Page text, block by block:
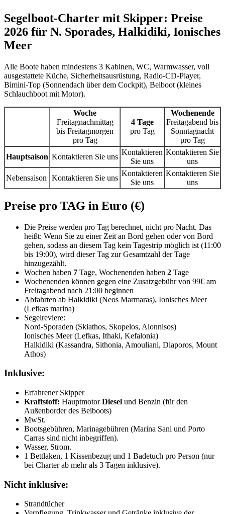
Segelboot-Charter mit Skipper: Preise
2026 für N. Sporades, Halkidiki, Ionisches
Meer
Alle Boote haben mindestens 3 Kabinen, WC, Warmwasser, voll
ausgestattete Küche, Sicherheitsausrüstung, Radio-CD-Player,
Bimini-Top (Sonnendach über dem Cockpit), Beiboot (kleines
Schlauchboot mit Motor).
Woche
Freitagnachmittag
bis Freitagmorgen
pro Tag
4 Tage
pro Tag
Wochenende
Freitagabend bis
Sonntagnacht
pro Tag
Hauptsaison Kontaktieren Sie uns
Kontaktieren
Sie uns
Kontaktieren Sie
uns
Nebensaison
Kontaktieren Sie uns
Kontaktieren
Sie uns
Kontaktieren Sie
uns
Preise pro TAG in Euro (€)
Die Preise werden pro Tag berechnet, nicht pro Nacht. Das
heißt: Wenn Sie zu einer Zeit an Bord gehen oder von Bord
gehen, sodass an diesem Tag kein Tagestrip möglich ist (11:00
bis 19:00), wird dieser Tag zur Gesamtzahl der Tage
hinzugezählt.
Wochen haben 7 Tage, Wochenenden haben 2 Tage
Wochenenden können gegen eine Zusatzgebühr von 99€ am
Freitagabend nach 21:00 beginnen
Abfahrten ab Halkidiki (Neos Marmaras), Ionisches Meer
(Lefkas marina)
Segelreviere:
Nord-Sporaden (Skiathos, Skopelos, Alonnisos)
Ionisches Meer (Lefkas, Ithaki, Kefalonia)
Halkidiki (Kassandra, Sithonia, Amouliani, Diaporos, Mount
Athos)
Inklusive:
Erfahrener Skipper
Kraftstoff: HauptmotorDiesel und Benzin (für den
Außenborder des Beiboots)
MwSt.
Bootsgebühren, Marinagebühren (Marina Sani und Porto
Carras sind nicht inbegriffen).
Wasser, Strom.
1 Bettlaken, 1 Kissenbezug und 1 Badetuch pro Person (nur
bei Charter ab mehr als 3 Tagen inklusive).
Nicht inklusive:
Strandtücher